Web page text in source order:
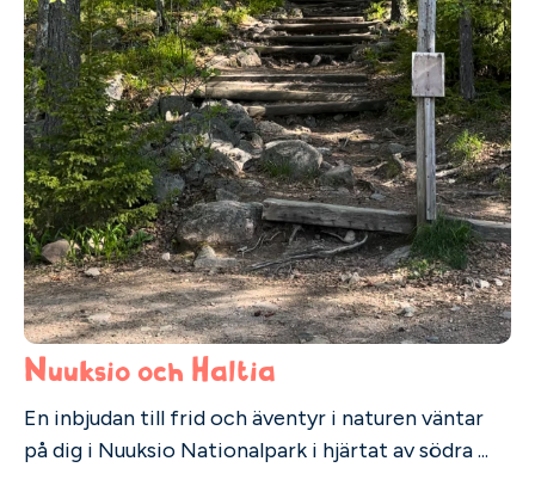
Nuuksio och Haltia
En inbjudan till frid och äventyr i naturen väntar
på dig i Nuuksio Nationalpark i hjärtat av södra ...